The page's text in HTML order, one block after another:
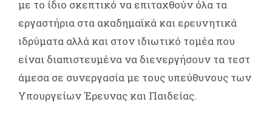
με το ίδιο σκεπτικό να επιταχθούν όλα τα
εργαστήρια στα ακαδημαϊκά και ερευνητικά
ιδρύματα αλλά και στον ιδιωτικό τομέα που
είναι διαπιστευμένα να διενεργήσουν τα τεστ
άμεσα σε συνεργασία με τους υπεύθυνους των
Υπουργείων Έρευνας και Παιδείας.